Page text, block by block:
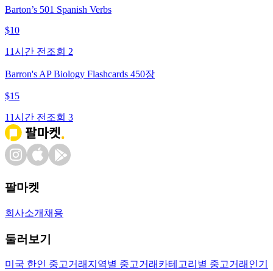
Barton’s 501 Spanish Verbs
$10
11시간 전 조회 2
Barron's AP Biology Flashcards 450장
$15
11시간 전 조회 3
팔마켓
회사소개 채용
둘러보기
미국 한인 중고거래 지역별 중고거래 카테고리별 중고거래 인기